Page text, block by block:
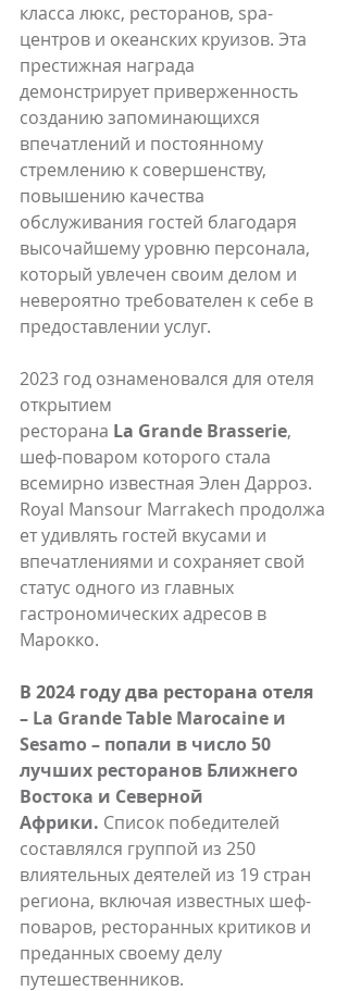
класса люкс, ресторанов, spa-
центров и океанских круизов. Эта
престижная награда
демонстрирует приверженность
созданию запоминающихся
впечатлений и постоянному
стремлению к совершенству,
повышению качества
обслуживания гостей благодаря
высочайшему уровню персонала,
который увлечен своим делом и
невероятно требователен к себе в
предоставлении услуг.
2023 год ознаменовался для отеля
открытием
ресторана La Grande Brasserie,
шеф-поваром которого стала
всемирно известная Элен Дарроз.
Royal Mansour Marrakech продолжа
ет удивлять гостей вкусами и
впечатлениями и сохраняет свой
статус одного из главных
гастрономических адресов в
Марокко.
В 2024 году два ресторана отеля
– La Grande Table Marocaine и
Sesamo – попали в число 50
лучших ресторанов Ближнего
Востока и Северной
Африки. Список победителей
составлялся группой из 250
влиятельных деятелей из 19 стран
региона, включая известных шеф-
поваров, ресторанных критиков и
преданных своему делу
путешественников.